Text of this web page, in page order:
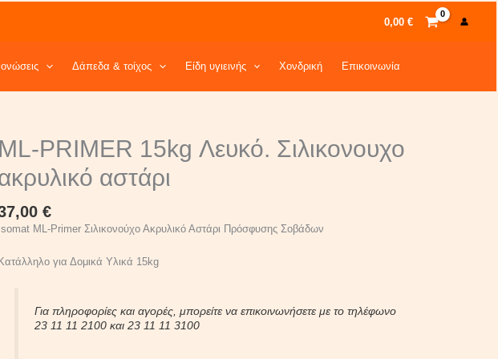
0,00€
Δάπεδα & τοίχος Είδη υγιεινής Χονδρική Επικοινωνία
ML-PRIMER 15kg Λευκό. Σιλικονουχο
αστάρι
€
Isomat ML-Primer Σιλικονούχο Ακρυλικό Αστάρι Πρόσφυσης Σοβάδων
Κατάλληλο για Δομικά Υλικά 15kg
Για πληροφορίες και αγορές, μπορείτε να επικοινωνήσετε με το τηλέφωνο
23 11 11 2100 και 23 11 11 3100
ML-
PRIMER